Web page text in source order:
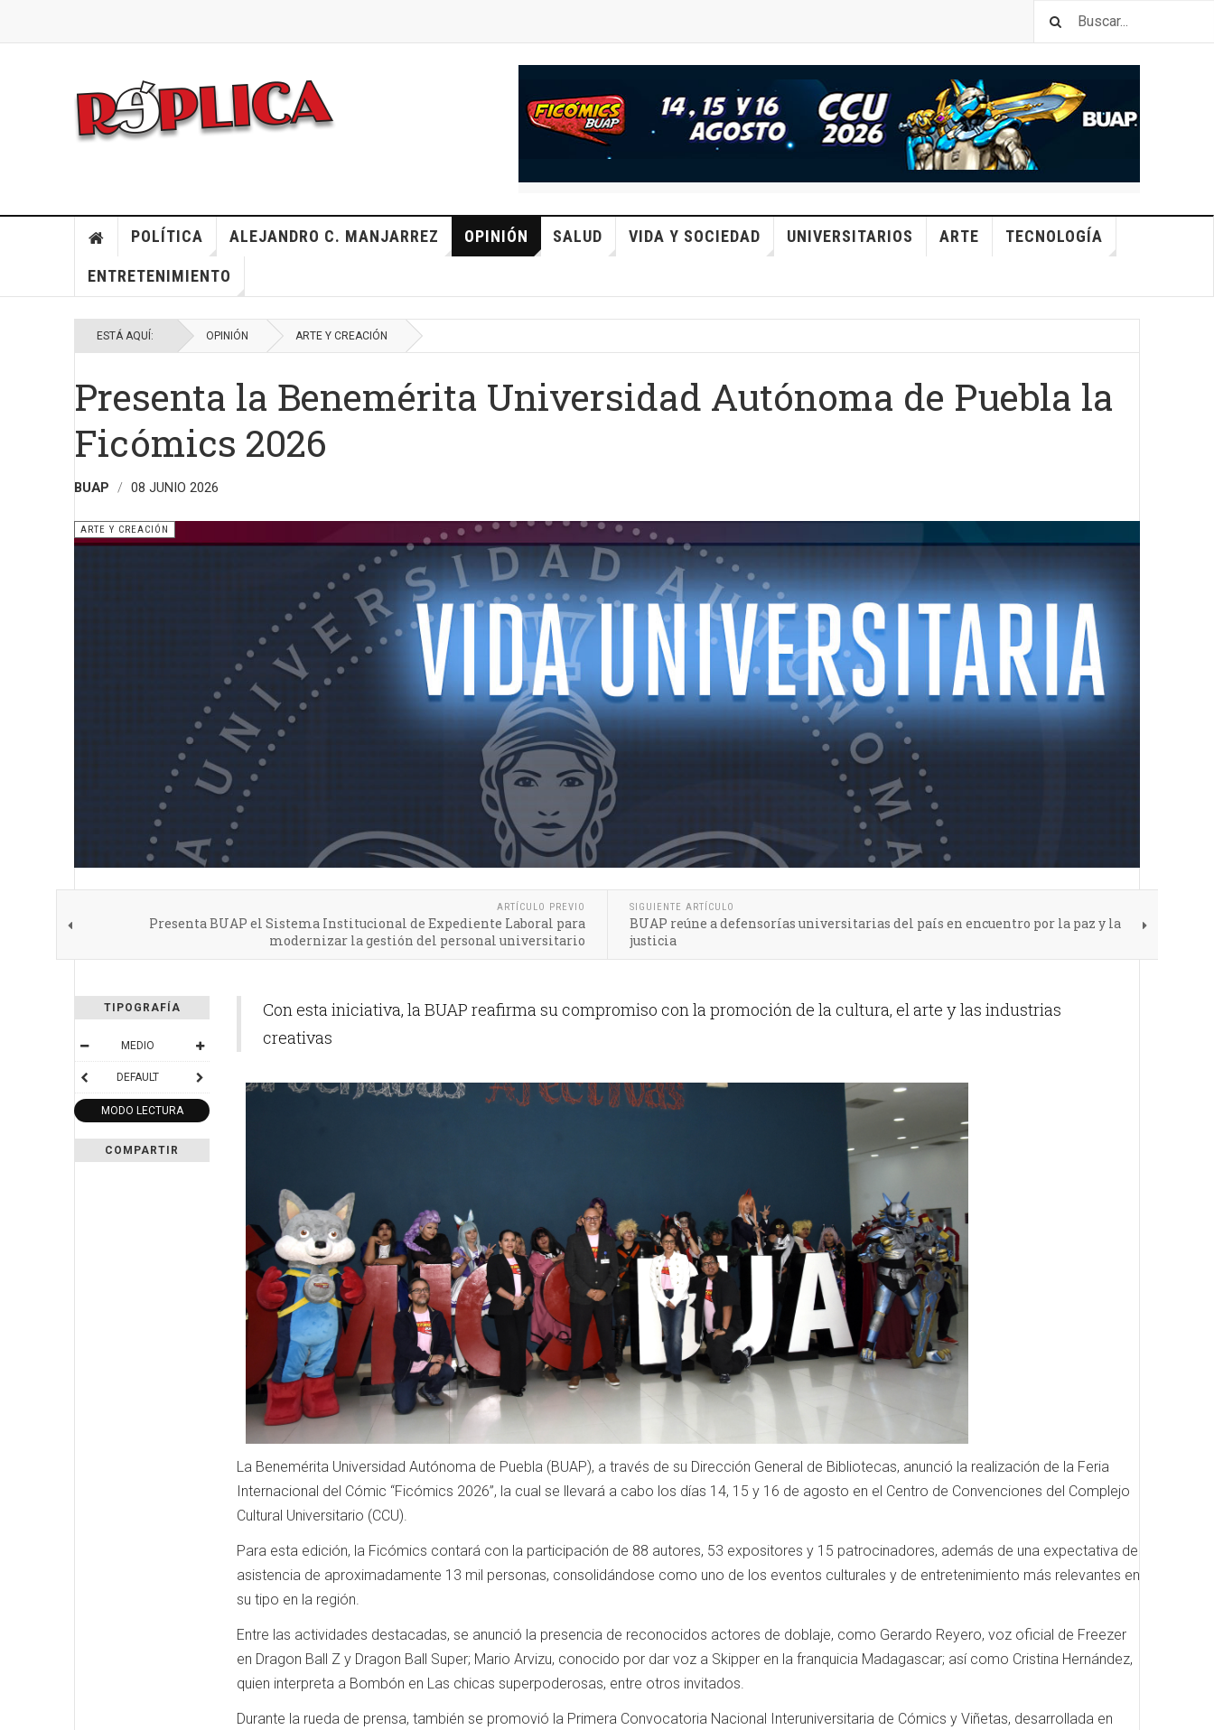
POLÍTICA ALEJANDRO C. MANJARREZ OPINIÓN SALUD VIDA Y SOCIEDAD UNIVERSITARIOS ARTE TECNOLOGÍA
ENTRETENIMIENTO
ESTÁ AQUÍ: OPINIÓN ARTE Y CREACIÓN
Presenta la Benemérita Universidad Autónoma de Puebla la
Ficómics 2026
BUAP 08 JUNIO 2026
ARTE Y CREACIÓN
ARTÍCULO PREVIO
Presenta BUAP el Sistema Institucional de Expediente Laboral para
modernizar la gestión del personal universitario
SIGUIENTE ARTÍCULO
BUAP reúne a defensorías universitarias del país en encuentro por la paz y la
justicia
TIPOGRAFÍA
MEDIO
DEFAULT
MODO LECTURA
COMPARTIR
Con esta iniciativa, la BUAP reafirma su compromiso con la promoción de la cultura, el arte y las industrias
creativas
La Benemérita Universidad Autónoma de Puebla (BUAP), a través de su Dirección General de Bibliotecas, anunció la realización de la Feria
Internacional del Cómic “Ficómics 2026”, la cual se llevará a cabo los días 14, 15 y 16 de agosto en el Centro de Convenciones del Complejo
Cultural Universitario (CCU).
Para esta edición, la Ficómics contará con la participación de 88 autores, 53 expositores y 15 patrocinadores, además de una expectativa de
asistencia de aproximadamente 13 mil personas, consolidándose como uno de los eventos culturales y de entretenimiento más relevantes en
su tipo en la región.
Entre las actividades destacadas, se anunció la presencia de reconocidos actores de doblaje, como Gerardo Reyero, voz oficial de Freezer
en Dragon Ball Z y Dragon Ball Super; Mario Arvizu, conocido por dar voz a Skipper en la franquicia Madagascar; así como Cristina Hernández,
quien interpreta a Bombón en Las chicas superpoderosas, entre otros invitados.
Durante la rueda de prensa, también se promovió la Primera Convocatoria Nacional Interuniversitaria de Cómics y Viñetas, desarrollada en